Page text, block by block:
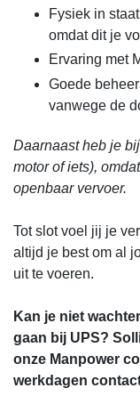
Fysiek in
omdat dit je
Ervaring met
Goede
vanwege de
Daarnaast heb je
motor of iets),
openbaar vervoer.
Tot slot voel jij je
altijd je best om al
uit te voeren.
Kan je niet
gaan bij UPS?
onze Manpower
werkdagen